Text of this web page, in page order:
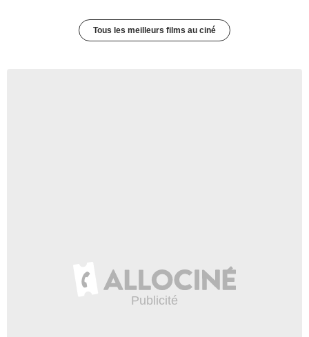
Tous les meilleurs films au ciné